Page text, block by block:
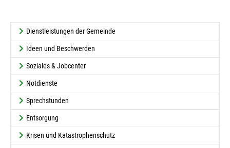
Dienstleistungen der Gemeinde
Ideen und Beschwerden
Soziales & Jobcenter
Notdienste
Sprechstunden
Entsorgung
Krisen und Katastrophenschutz